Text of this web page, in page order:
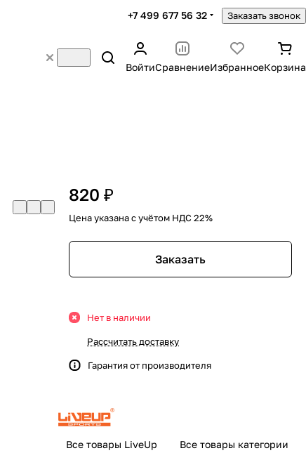
+7 499 677 56 32 Заказать звонок
ВойтиСравнениеИзбранноеКорзина
820 ₽
Цена указана с учётом НДС 22%
Заказать
Нет в наличии
Рассчитать доставку
Гарантия от производителя
Все товары LiveUp Все товары категории